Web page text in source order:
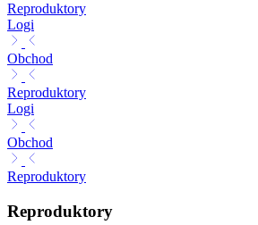
Reproduktory
Logi
Obchod
Reproduktory
Logi
Obchod
Reproduktory
Reproduktory